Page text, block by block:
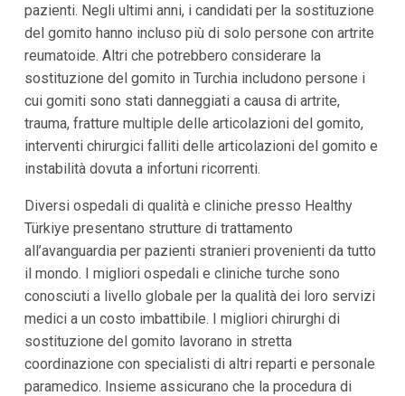
pazienti. Negli ultimi anni, i candidati per la sostituzione
del gomito hanno incluso più di solo persone con artrite
reumatoide. Altri che potrebbero considerare la
sostituzione del gomito in Turchia includono persone i
cui gomiti sono stati danneggiati a causa di artrite,
trauma, fratture multiple delle articolazioni del gomito,
interventi chirurgici falliti delle articolazioni del gomito e
instabilità dovuta a infortuni ricorrenti.
Diversi ospedali di qualità e cliniche presso Healthy
Türkiye presentano strutture di trattamento
all’avanguardia per pazienti stranieri provenienti da tutto
il mondo. I migliori ospedali e cliniche turche sono
conosciuti a livello globale per la qualità dei loro servizi
medici a un costo imbattibile. I migliori chirurghi di
sostituzione del gomito lavorano in stretta
coordinazione con specialisti di altri reparti e personale
paramedico. Insieme assicurano che la procedura di